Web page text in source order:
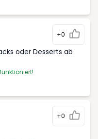
+0
oder Desserts ab
+0